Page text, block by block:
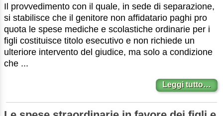
Il provvedimento con il quale, in sede di separazione,
si stabilisce che il genitore non affidatario paghi pro
quota le spese mediche e scolastiche ordinarie per i
figli costituisce titolo esecutivo e non richiede un
ulteriore intervento del giudice, ma solo a condizione
che ...
Leggi tutto…